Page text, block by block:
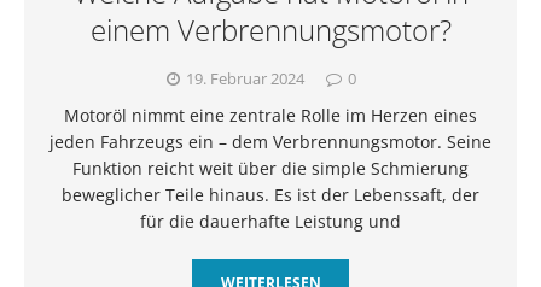
einem Verbrennungsmotor?
19. Februar 2024 0
Motoröl nimmt eine zentrale Rolle im Herzen eines
jeden Fahrzeugs ein – dem Verbrennungsmotor. Seine
Funktion reicht weit über die simple Schmierung
beweglicher Teile hinaus. Es ist der Lebenssaft, der
für die dauerhafte Leistung und